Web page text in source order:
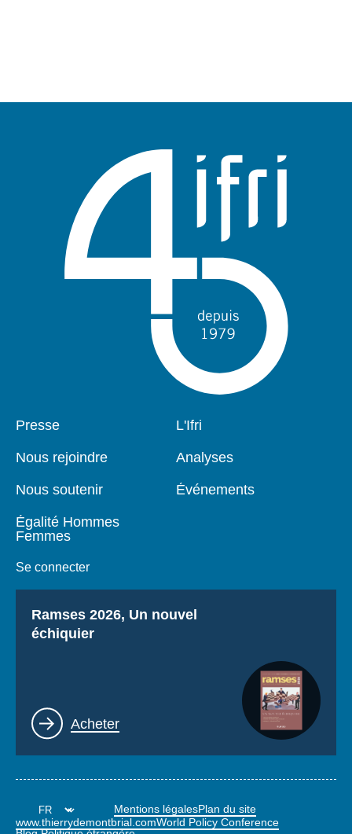
Pied
Presse
Nous rejoindre
Nous soutenir
Égalité Hommes
Femmes
Se connecter
Navigation
L'Ifri
Analyses
Événements
Titre
Ramses 2026, Un nouvel
échiquier
Lien
Acheter
Mentions légalesPlan du site
www.thierrydemontbrial.comWorld Policy Conference